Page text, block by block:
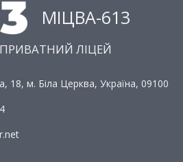
МІЦВА-613
ЛІЦЕЙ
18, м. Біла Церква, Україна, 09100